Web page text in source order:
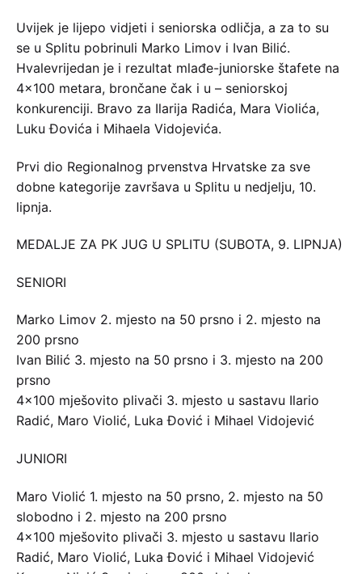
Uvijek je lijepo vidjeti i seniorska odličja, a za to su
se u Splitu pobrinuli Marko Limov i Ivan Bilić.
Hvalevrijedan je i rezultat mlađe-juniorske štafete na
4×100 metara, brončane čak i u – seniorskoj
konkurenciji. Bravo za Ilarija Radića, Mara Violića,
Luku Đovića i Mihaela Vidojevića.
Prvi dio Regionalnog prvenstva Hrvatske za sve
dobne kategorije završava u Splitu u nedjelju, 10.
lipnja.
MEDALJE ZA PK JUG U SPLITU (SUBOTA, 9. LIPNJA)
SENIORI
Marko Limov 2. mjesto na 50 prsno i 2. mjesto na
200 prsno
Ivan Bilić 3. mjesto na 50 prsno i 3. mjesto na 200
prsno
4×100 mješovito plivači 3. mjesto u sastavu Ilario
Radić, Maro Violić, Luka Đović i Mihael Vidojević
JUNIORI
Maro Violić 1. mjesto na 50 prsno, 2. mjesto na 50
slobodno i 2. mjesto na 200 prsno
4×100 mješovito plivači 3. mjesto u sastavu Ilario
Radić, Maro Violić, Luka Đović i Mihael Vidojević